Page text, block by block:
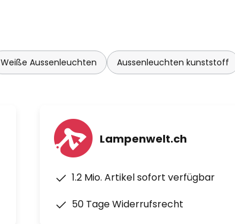
Weiße Aussenleuchten Aussenleuchten kunststoff
Lampenwelt.ch
1.2 Mio. Artikel sofort verfügbar
50 Tage Widerrufsrecht